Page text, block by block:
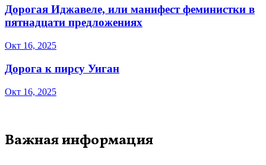
Дорогая Иджавеле, или манифест феминистки в
пятнадцати предложениях
Окт 16, 2025
Дорога к пирсу Уиган
Окт 16, 2025
Важная информация